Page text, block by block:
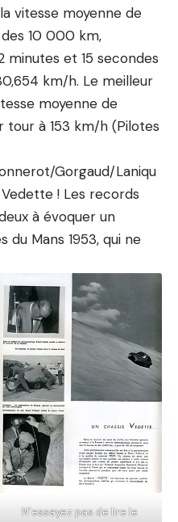
vitesse moyenne de
10 000 km,
minutes et 15 secondes
km/h. Le meilleur
moyenne de
à 153 km/h (Pilotes
Gorgaud/Laniqu
! Les records
à évoquer un
du Mans 1953, qui ne
N’essayez pas de lire le